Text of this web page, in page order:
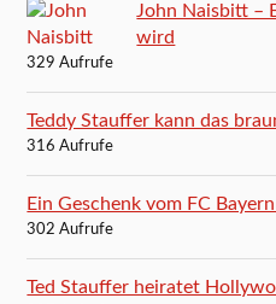
John Naisbitt –
wird
329 Aufrufe
Teddy Stauffer kann das
316 Aufrufe
Ein Geschenk vom FC
302 Aufrufe
Ted Stauffer heiratet